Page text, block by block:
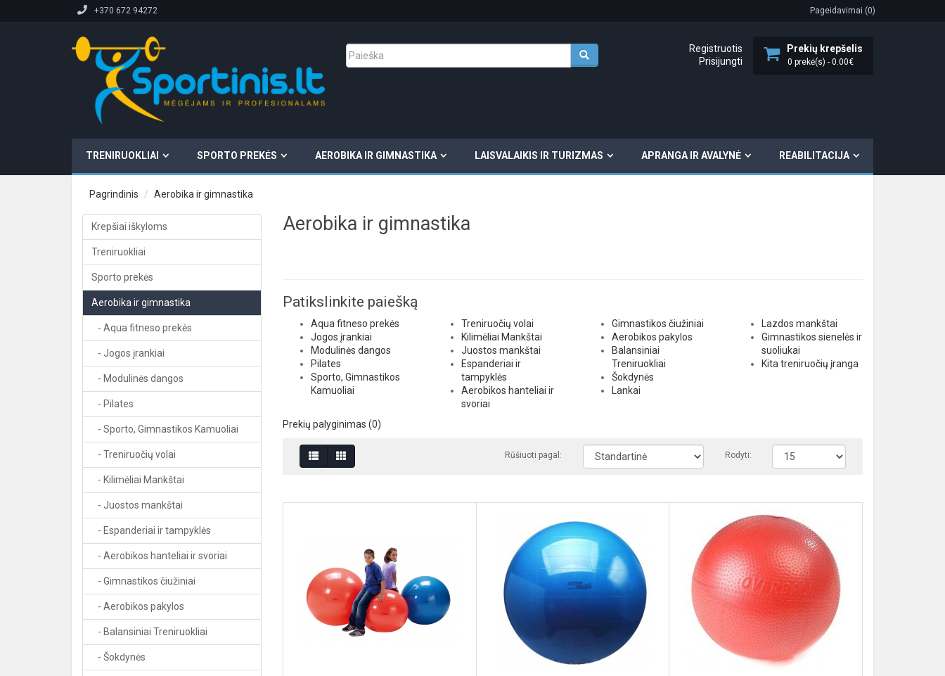
+370 672 94272 Pageidavimai (0)
Prekių krepšelis
0 prekė(s) - 0.00€
Registruotis
Prisijungti
TRENIRUOKLIAI SPORTO PREKĖS AEROBIKA IR GIMNASTIKA LAISVALAIKIS IR TURIZMAS APRANGA IR AVALYNĖ REABILITACIJA
Pagrindinis Aerobika ir gimnastika
Krepšiai iškyloms
Treniruokliai
Sporto prekės
Aerobika ir gimnastika
- Aqua fitneso prekės
- Jogos įrankiai
- Modulinės dangos
- Pilates
- Sporto, Gimnastikos Kamuoliai
- Treniruočių volai
- Kilimėliai Mankštai
- Juostos mankštai
- Espanderiai ir tampyklės
- Aerobikos hanteliai ir svoriai
- Gimnastikos čiužiniai
- Aerobikos pakylos
- Balansiniai Treniruokliai
- Šokdynės
Aerobika ir gimnastika
Patikslinkite paiešką
Aqua fitneso prekės
Jogos įrankiai
Modulinės dangos
Pilates
Sporto, Gimnastikos
Kamuoliai
Treniruočių volai
Kilimėliai Mankštai
Juostos mankštai
Espanderiai ir
tampyklės
Aerobikos hanteliai ir
svoriai
Gimnastikos čiužiniai
Aerobikos pakylos
Balansiniai
Treniruokliai
Šokdynės
Lankai
Lazdos mankštai
Gimnastikos sienelės ir
suoliukai
Kita treniruočių įranga
Prekių palyginimas (0)
Rūšiuoti pagal: Rodyti: